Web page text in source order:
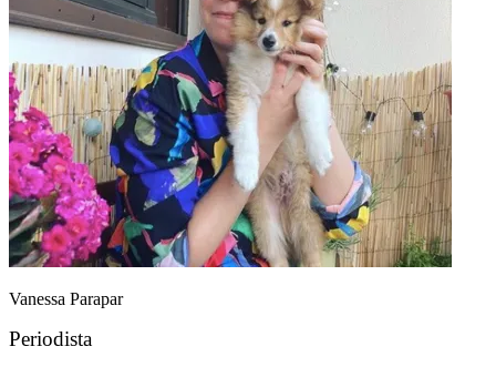
Vanessa Parapar
Periodista